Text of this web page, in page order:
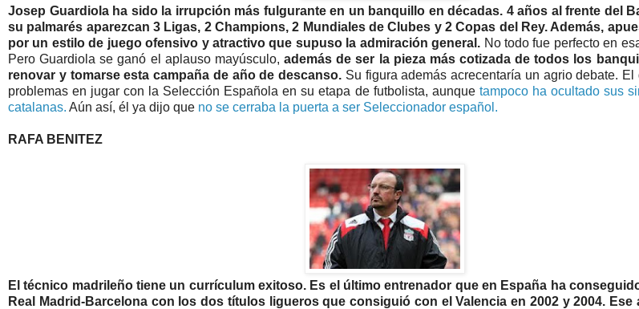
Josep Guardiola ha sido la irrupción más fulgurante en un banquillo en décadas. 4 años al frente del
su palmarés aparezcan 3 Ligas, 2 Champions, 2 Mundiales de Clubes y 2 Copas del Rey. Además,
por un estilo de juego ofensivo y atractivo que supuso la admiración general. No todo fue perfecto en
Pero Guardiola se ganó el aplauso mayúsculo,además de ser la pieza más cotizada de todos los
renovar y tomarse esta campaña de año de descanso. Su figura además acrecentaría un agrio debate.
problemas en jugar con la Selección Española en su etapa de futbolista, aunque tampoco ha ocultado sus
catalanas. Aún así, él ya dijo que no se cerraba la puerta a ser Seleccionador español.
RAFA BENITEZ
El técnico madrileño tiene un currículum exitoso. Es el último entrenador que en España ha
Real Madrid-Barcelona con los dos títulos ligueros que consiguió con el Valencia en 2002 y 2004. Ese